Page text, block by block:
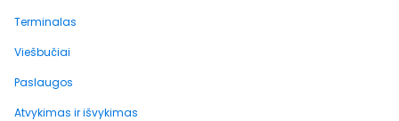
Terminalas
Viešbučiai
Paslaugos
Atvykimas ir išvykimas